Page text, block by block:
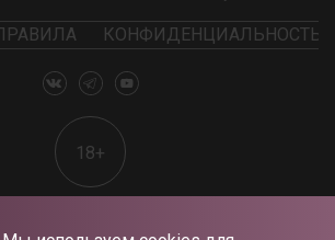
КОНФИДЕНЦИАЛЬНОСТЬ
18+